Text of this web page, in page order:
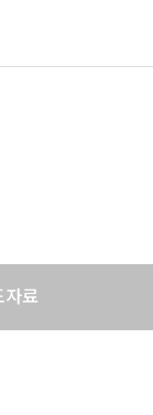
료